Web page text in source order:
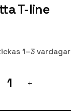
T-line
1–3 vardagar
1 +